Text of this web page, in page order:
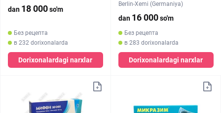
dan 18 000so'm
Без рецепта
в 232 dorixonalarda
Dorixonalardagi narxlar
Berlin-Xemi (Germaniya)
dan 16 000so'm
Без рецепта
в 283 dorixonalarda
Dorixonalardagi narxlar